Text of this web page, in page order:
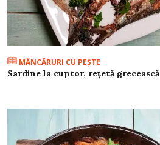
MÂNCĂRURI CU PEŞTE
Sardine la cuptor, rețetă grecească